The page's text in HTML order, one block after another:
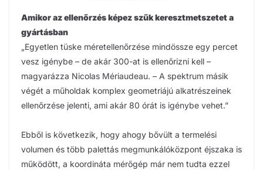
Amikor az ellenőrzés képez szűk keresztmetszetet a
gyártásban
„Egyetlen tüske méretellenőrzése mindössze egy percet
vesz igénybe – de akár 300-at is ellenőrizni kell –
magyarázza Nicolas Mériaudeau. – A spektrum másik
végét a műholdak komplex geometriájú alkatrészeinek
ellenőrzése jelenti, ami akár 80 órát is igénybe vehet.”
Ebből is következik, hogy ahogy bővült a termelési
volumen és több palettás megmunkálóközpont éjszaka is
működött, a koordináta mérőgép már nem tudta ezzel